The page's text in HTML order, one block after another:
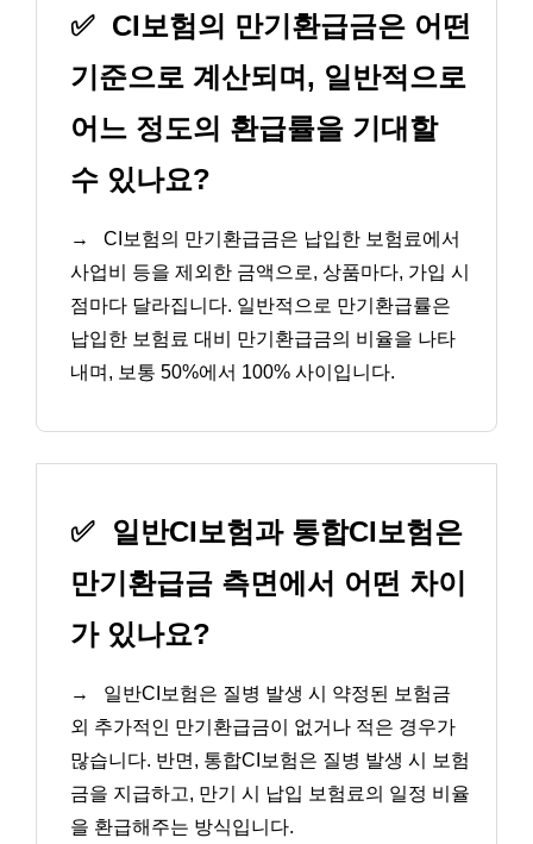
✅ CI보험의 만기환급금은 어떤
기준으로 계산되며, 일반적으로
어느 정도의 환급률을 기대할
수 있나요?
→
CI보험의 만기환급금은 납입한 보험료에서
사업비 등을 제외한 금액으로, 상품마다, 가입 시
점마다 달라집니다. 일반적으로 만기환급률은
납입한 보험료 대비 만기환급금의 비율을 나타
내며, 보통 50%에서 100% 사이입니다.
✅
일반CI보험과 통합CI보험은
만기환급금 측면에서 어떤 차이
가 있나요?
→
일반CI보험은 질병 발생 시 약정된 보험금
외 추가적인 만기환급금이 없거나 적은 경우가
많습니다. 반면, 통합CI보험은 질병 발생 시 보험
금을 지급하고, 만기 시 납입 보험료의 일정 비율
을 환급해주는 방식입니다.